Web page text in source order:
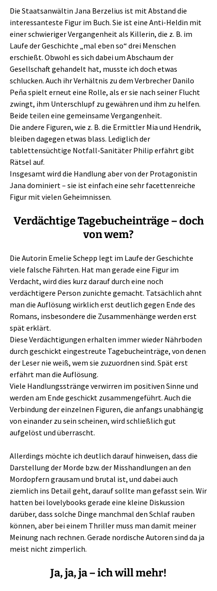
Die Staatsanwältin Jana Berzelius ist mit Abstand die
interessanteste Figur im Buch. Sie ist eine Anti-Heldin mit
einer schwieriger Vergangenheit als Killerin, die z. B. im
Laufe der Geschichte „mal eben so“ drei Menschen
erschießt. Obwohl es sich dabei um Abschaum der
Gesellschaft gehandelt hat, musste ich doch etwas
schlucken. Auch ihr Verhältnis zu dem Verbrecher Danilo
Peña spielt erneut eine Rolle, als er sie nach seiner Flucht
zwingt, ihm Unterschlupf zu gewähren und ihm zu helfen.
Beide teilen eine gemeinsame Vergangenheit.
Die andere Figuren, wie z. B. die Ermittler Mia und Hendrik,
bleiben dagegen etwas blass. Lediglich der
tablettensüchtige Notfall-Sanitäter Philip erfährt gibt
Rätsel auf.
Insgesamt wird die Handlung aber von der Protagonistin
Jana dominiert – sie ist einfach eine sehr facettenreiche
Figur mit vielen Geheimnissen.
Verdächtige Tagebucheinträge – doch
von wem?
Die Autorin Emelie Schepp legt im Laufe der Geschichte
viele falsche Fährten. Hat man gerade eine Figur im
Verdacht, wird dies kurz darauf durch eine noch
verdächtigere Person zunichte gemacht. Tatsächlich ahnt
man die Auflösung wirklich erst deutlich gegen Ende des
Romans, insbesondere die Zusammenhänge werden erst
spät erklärt.
Diese Verdächtigungen erhalten immer wieder Nährboden
durch geschickt eingestreute Tagebucheinträge, von denen
der Leser nie weiß, wem sie zuzuordnen sind. Spät erst
erfährt man die Auflösung.
Viele Handlungsstränge verwirren im positiven Sinne und
werden am Ende geschickt zusammengeführt. Auch die
Verbindung der einzelnen Figuren, die anfangs unabhängig
von einander zu sein scheinen, wird schließlich gut
aufgelöst und überrascht.
Allerdings möchte ich deutlich darauf hinweisen, dass die
Darstellung der Morde bzw. der Misshandlungen an den
Mordopfern grausam und brutal ist, und dabei auch
ziemlich ins Detail geht, darauf sollte man gefasst sein. Wir
hatten bei lovelybooks gerade eine kleine Diskussion
darüber, dass solche Dinge manchmal den Schlaf rauben
können, aber bei einem Thriller muss man damit meiner
Meinung nach rechnen. Gerade nordische Autoren sind da ja
meist nicht zimperlich.
Ja, ja, ja – ich will mehr!